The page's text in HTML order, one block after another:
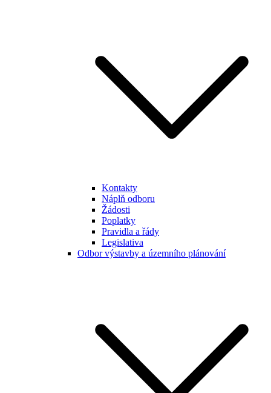
Kontakty
Náplň odboru
Žádosti
Poplatky
Pravidla a řády
Legislativa
Odbor výstavby a územního plánování